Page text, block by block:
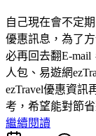
自己現在會不定
優惠訊息，為了
必再回去翻E-mail
人包、易遊網
ezTravel優惠資訊
考，希望能對節
繼續閱讀